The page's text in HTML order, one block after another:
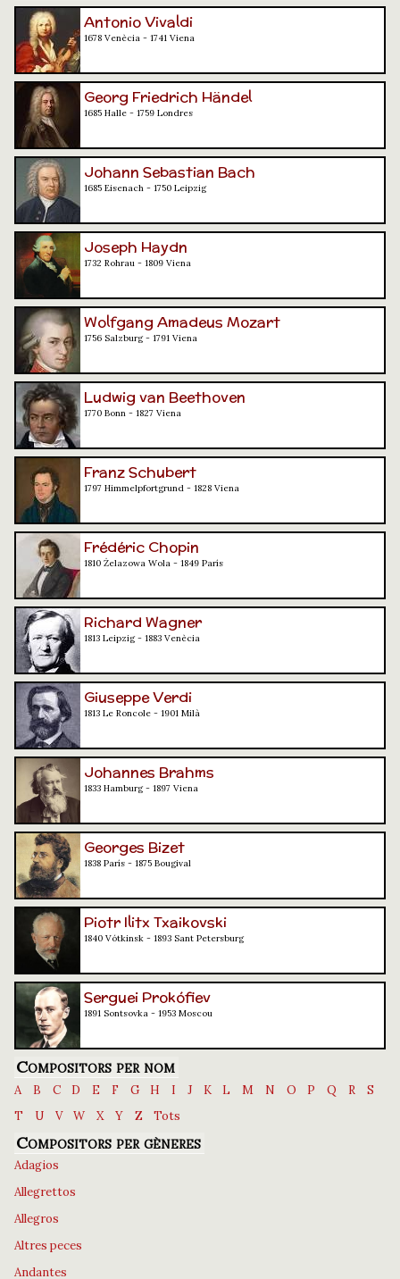
Antonio Vivaldi
1678 Venècia - 1741 Viena
Georg Friedrich Händel
1685 Halle - 1759 Londres
Johann Sebastian Bach
1685 Eisenach - 1750 Leipzig
Joseph Haydn
1732 Rohrau - 1809 Viena
Wolfgang Amadeus Mozart
1756 Salzburg - 1791 Viena
Ludwig van Beethoven
1770 Bonn - 1827 Viena
Franz Schubert
1797 Himmelpfortgrund - 1828 Viena
Frédéric Chopin
1810 Żelazowa Wola - 1849 París
Richard Wagner
1813 Leipzig - 1883 Venècia
Giuseppe Verdi
1813 Le Roncole - 1901 Milà
Johannes Brahms
1833 Hamburg - 1897 Viena
Georges Bizet
1838 París - 1875 Bougival
Piotr Ilitx Txaikovski
1840 Vótkinsk - 1893 Sant Petersburg
Serguei Prokófiev
1891 Sontsovka - 1953 Moscou
Compositors per nom
A B C D E F G H I J K L M N O P Q R
S
T
U V W X Y Z Tots
Compositors per gèneres
Adagios
Allegrettos
Allegros
Altres peces
Andantes